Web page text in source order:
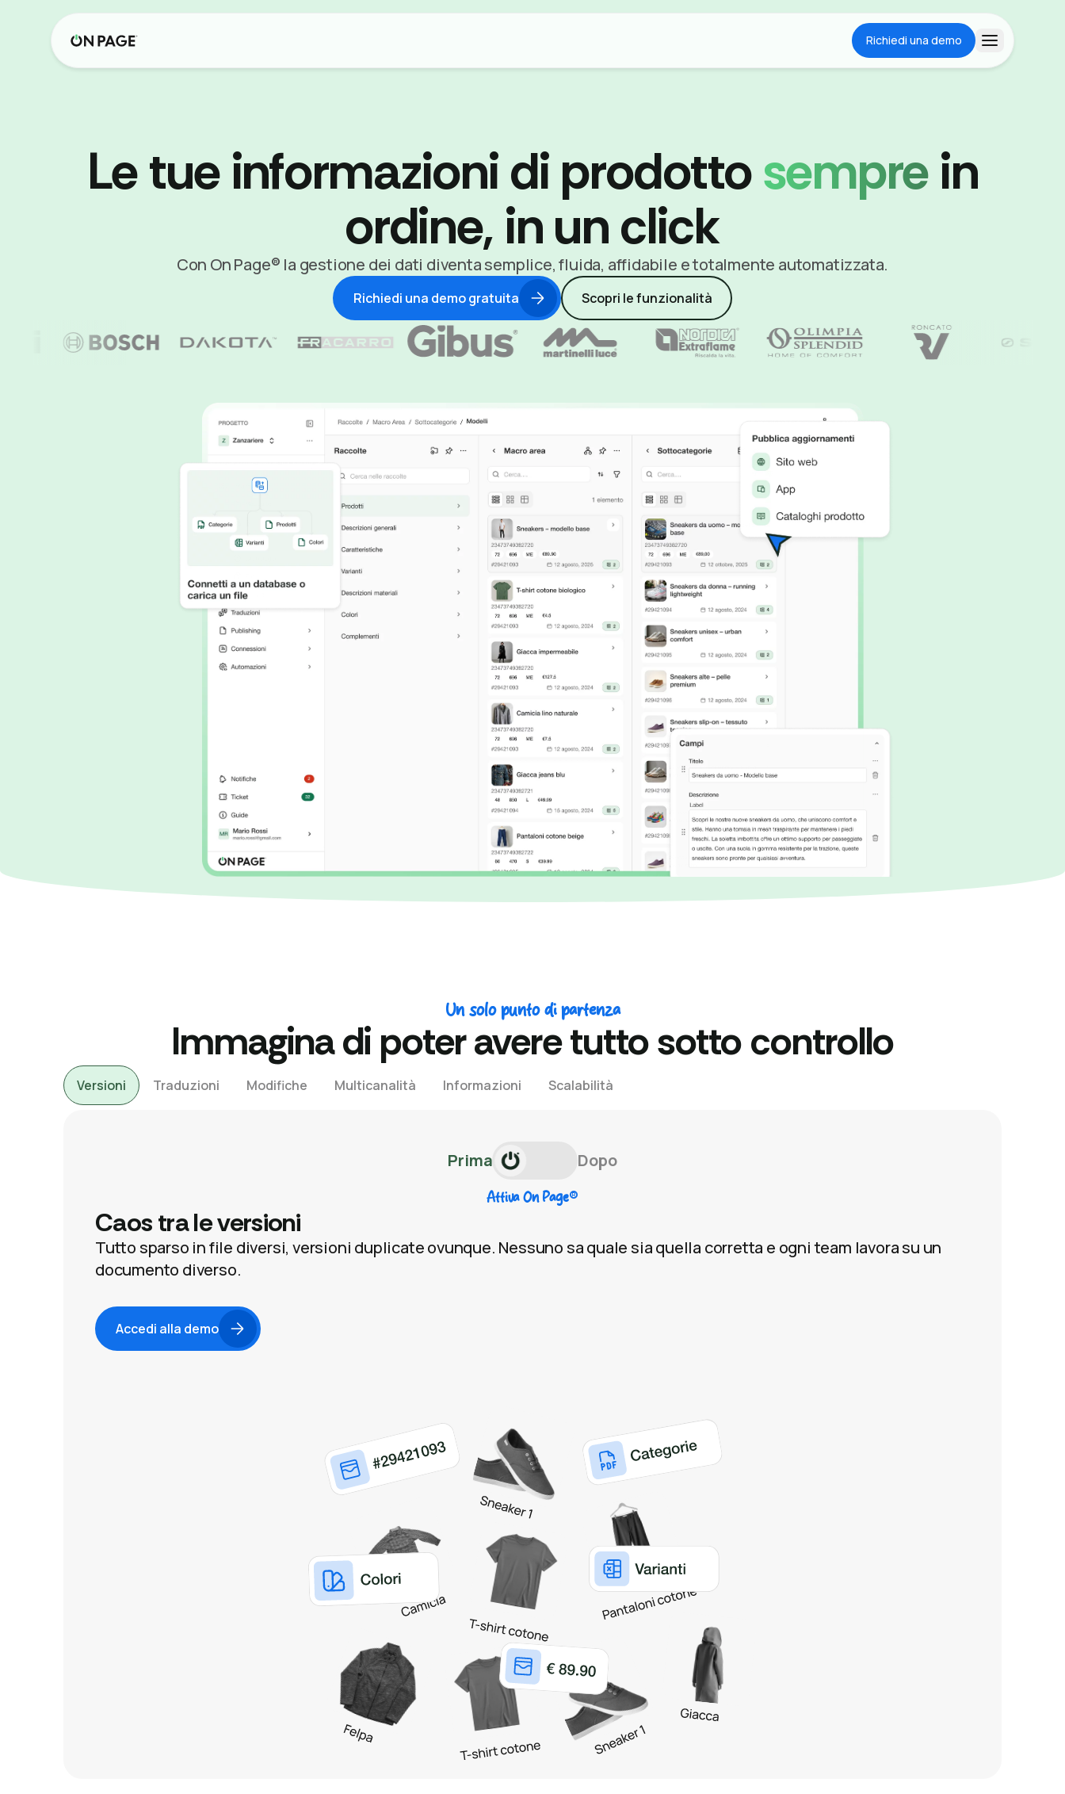
Richiedi una demo Apri menu
Le tue informazioni di prodottosemprein
ordine, in un click
Con On Page® la gestione dei dati diventa semplice, fluida, affidabile e totalmente automatizzata.
Richiedi una demo gratuita Scopri le funzionalità
Un solo punto di partenza
Immagina di poter avere tutto sotto controllo
Versioni Traduzioni Modifiche Multicanalità Informazioni Scalabilità
Prima Dopo
Attiva On Page®
Caos tra le versioni
Tutto sparso in file diversi, versioni duplicate ovunque. Nessuno sa quale sia quella corretta e ogni team lavora su un
documento diverso.
Accedi alla demo